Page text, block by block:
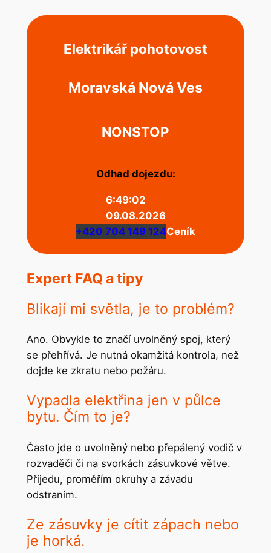
Elektrikář pohotovost
Moravská Nová Ves
NONSTOP
Odhad dojezdu:
6:49:02
09.08.2026
+420 704 149 124Ceník
Expert FAQ a tipy
Blikají mi světla, je to problém?
Ano. Obvykle to značí uvolněný spoj, který
se přehřívá. Je nutná okamžitá kontrola, než
dojde ke zkratu nebo požáru.
Vypadla elektřina jen v půlce
bytu. Čím to je?
Často jde o uvolněný nebo přepálený vodič v
rozvaděči či na svorkách zásuvkové větve.
Přijedu, proměřím okruhy a závadu
odstraním.
Ze zásuvky je cítit zápach nebo
je horká.